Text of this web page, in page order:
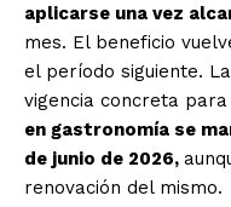
aplicarse una vez
mes. El beneficio
el período siguiente.
vigencia concreta
en gastronomía se
de junio de 2026,
renovación del mismo.